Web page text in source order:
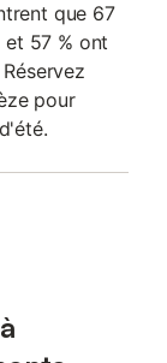
que 67
et 57 % ont
pour